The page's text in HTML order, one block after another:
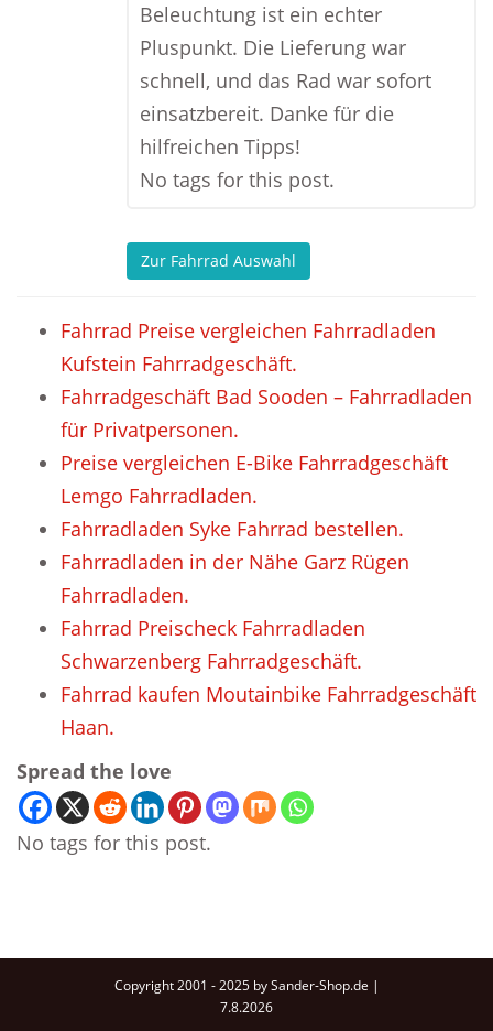
Beleuchtung ist ein echter
Pluspunkt. Die Lieferung war
schnell, und das Rad war sofort
einsatzbereit. Danke für die
hilfreichen Tipps!
No tags for this post.
Zur Fahrrad Auswahl
Fahrrad Preise vergleichen Fahrradladen
Kufstein Fahrradgeschäft.
Fahrradgeschäft Bad Sooden – Fahrradladen
für Privatpersonen.
Preise vergleichen E-Bike Fahrradgeschäft
Lemgo Fahrradladen.
Fahrradladen Syke Fahrrad bestellen.
Fahrradladen in der Nähe Garz Rügen
Fahrradladen.
Fahrrad Preischeck Fahrradladen
Schwarzenberg Fahrradgeschäft.
Fahrrad kaufen Moutainbike Fahrradgeschäft
Haan.
Spread the love
No tags for this post.
Copyright 2001 - 2025 by Sander-Shop.de |
7.8.2026